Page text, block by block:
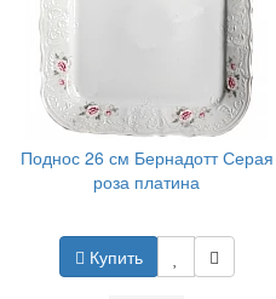
Поднос 26 см Бернадотт Серая
роза платина
Купить